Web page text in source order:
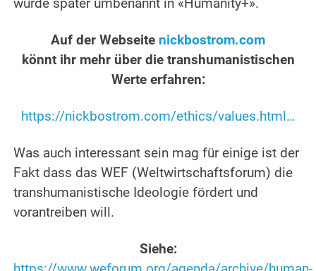
wurde später umbenannt in «Humanity+».
Auf der Webseite nickbostrom.com
könnt ihr mehr über die transhumanistischen
Werte erfahren:
https://nickbostrom.com/ethics/values.html…
Was auch interessant sein mag für einige ist der
Fakt dass das WEF (Weltwirtschaftsforum) die
transhumanistische Ideologie fördert und
vorantreiben will.
Siehe: